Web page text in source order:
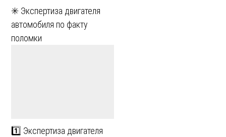
✳️ Экспертиза двигателя
автомобиля по факту
поломки
1️⃣ Экспертиза двигателя